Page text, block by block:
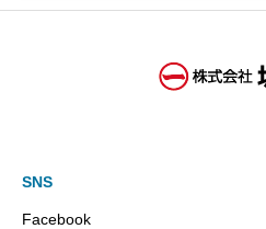
SNS
Facebook